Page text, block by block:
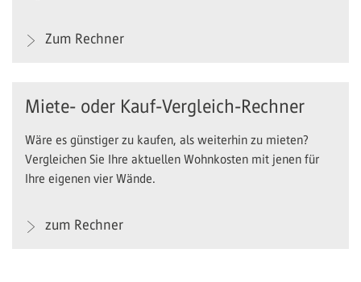
Zum Rechner
Miete- oder Kauf-Vergleich-Rechner
Wäre es günstiger zu kaufen, als weiterhin zu mieten?
Vergleichen Sie Ihre aktuellen Wohnkosten mit jenen für
Ihre eigenen vier Wände.
zum Rechner